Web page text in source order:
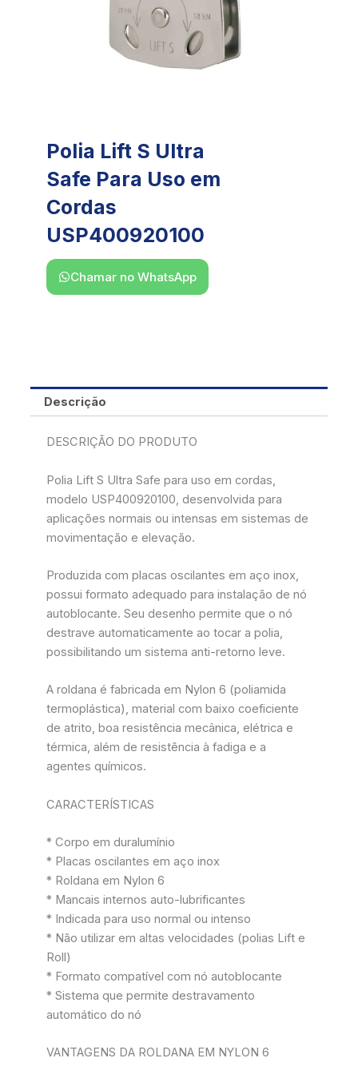
Polia Lift S Ultra
Safe Para Uso em
Cordas
USP400920100
Chamar no WhatsApp
Descrição
DESCRIÇÃO DO PRODUTO
Polia Lift S Ultra Safe para uso em cordas,
modelo USP400920100, desenvolvida para
aplicações normais ou intensas em sistemas de
movimentação e elevação.
Produzida com placas oscilantes em aço inox,
possui formato adequado para instalação de nó
autoblocante. Seu desenho permite que o nó
destrave automaticamente ao tocar a polia,
possibilitando um sistema anti-retorno leve.
A roldana é fabricada em Nylon 6 (poliamida
termoplástica), material com baixo coeficiente
de atrito, boa resistência mecânica, elétrica e
térmica, além de resistência à fadiga e a
agentes químicos.
CARACTERÍSTICAS
* Corpo em duralumínio
* Placas oscilantes em aço inox
* Roldana em Nylon 6
* Mancais internos auto-lubrificantes
* Indicada para uso normal ou intenso
* Não utilizar em altas velocidades (polias Lift e
Roll)
* Formato compatível com nó autoblocante
* Sistema que permite destravamento
automático do nó
VANTAGENS DA ROLDANA EM NYLON 6